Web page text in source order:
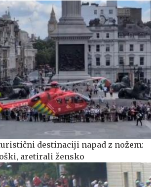
destinaciji napad z nožem:
aretirali žensko